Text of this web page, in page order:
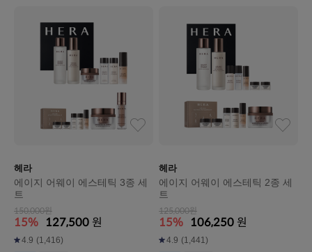
헤라
에이지 어웨이 에스테틱 3종 세
트
150,000원
15% 127,500 원
4.9 (1,416)
헤라
에이지 어웨이 에스테틱 2종 세
트
125,000원
15% 106,250 원
4.9 (1,441)